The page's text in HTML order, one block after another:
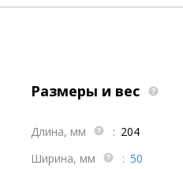
Размеры и вес
Длина, мм : 204
Ширина, мм
: 50